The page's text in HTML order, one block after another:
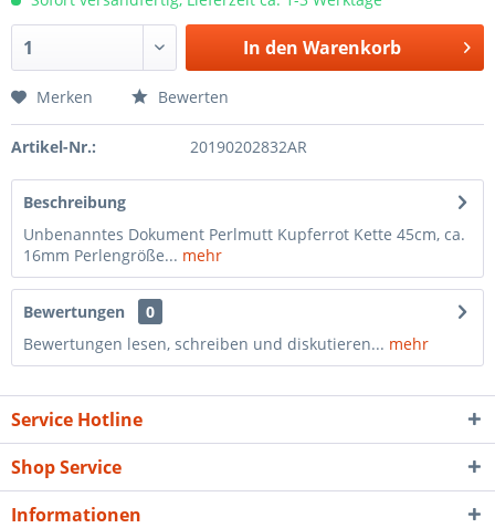
In den Warenkorb
Merken Bewerten
Artikel-Nr.: 20190202832AR
Beschreibung
Unbenanntes Dokument Perlmutt Kupferrot Kette 45cm, ca.
16mm Perlengröße... mehr
Bewertungen
0
Bewertungen lesen, schreiben und diskutieren... mehr
Service Hotline
Shop Service
Informationen